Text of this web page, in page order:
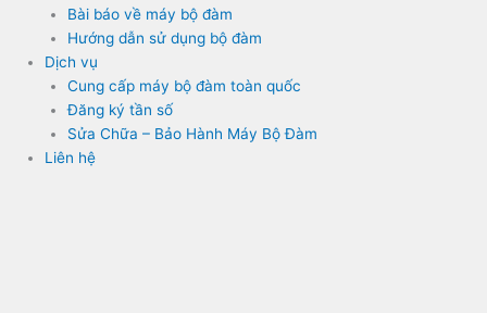
Bài báo về máy bộ đàm
Hướng dẫn sử dụng bộ đàm
Dịch vụ
Cung cấp máy bộ đàm toàn quốc
Đăng ký tần số
Sửa Chữa – Bảo Hành Máy Bộ Đàm
Liên hệ